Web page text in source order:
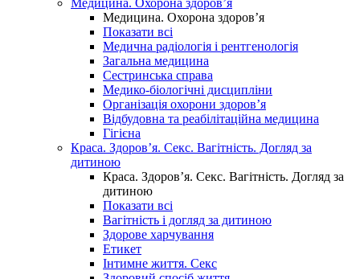
Медицина. Охорона здоров’я
Медицина. Охорона здоров’я
Показати всі
Медична радіологія і рентгенологія
Загальна медицина
Сестринська справа
Медико-біологічні дисципліни
Організація охорони здоров’я
Відбудовна та реабілітаційна медицина
Гігієна
Краса. Здоров’я. Секс. Вагітність. Догляд за
дитиною
Краса. Здоров’я. Секс. Вагітність. Догляд за
дитиною
Показати всі
Вагітність і догляд за дитиною
Здорове харчування
Етикет
Інтимне життя. Секс